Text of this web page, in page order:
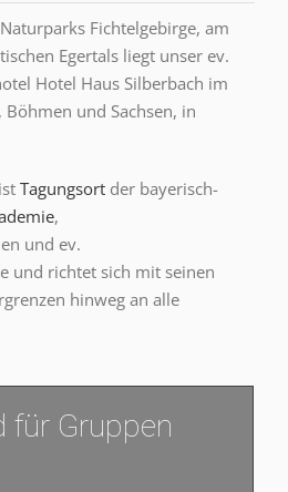
Fichtelgebirge, am
Egertals liegt unser ev.
Hotel Haus Silberbach im
und Sachsen, in
Tagungsort der bayerisch-
,
und ev.
und richtet sich mit seinen
hinweg an alle
für Gruppen